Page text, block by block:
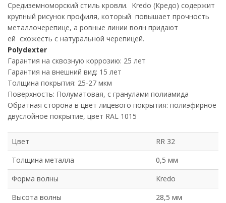
Средиземноморский стиль кровли. Kredo (Кредо) содержит
крупный рисунок профиля, который повышает прочность
металлочерепице, а ровные линии волн придают
ей схожесть с натуральной черепицей.
Polydexter
Гарантия на сквозную коррозию: 25 лет
Гарантия на внешний вид: 15 лет
Толщина покрытия: 25-27 мкм
Поверхность: Полуматовая, с гранулами полиамида
Обратная сторона в цвет лицевого покрытия: полиэфирное
двуслойное покрытие, цвет RAL 1015
Цвет
RR 32
Толщина металла
0,5 мм
Форма волны
Kredo
Высота волны
28,5 мм